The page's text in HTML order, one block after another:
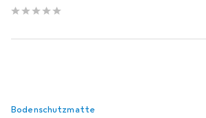
Bodenschutzmatte